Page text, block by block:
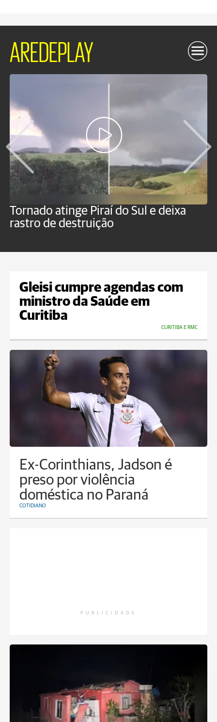
AREDEPLAY
Tornado atinge Piraí do Sul e deixa
rastro de destruição
Gleisi cumpre agendas com
ministro da Saúde em
Curitiba
CURITIBA E RMC
Ex-Corinthians, Jadson é
preso por violência
doméstica no Paraná
COTIDIANO
PUBLICIDADE